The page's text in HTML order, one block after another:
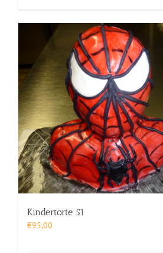
Kindertorte 51
€95,00